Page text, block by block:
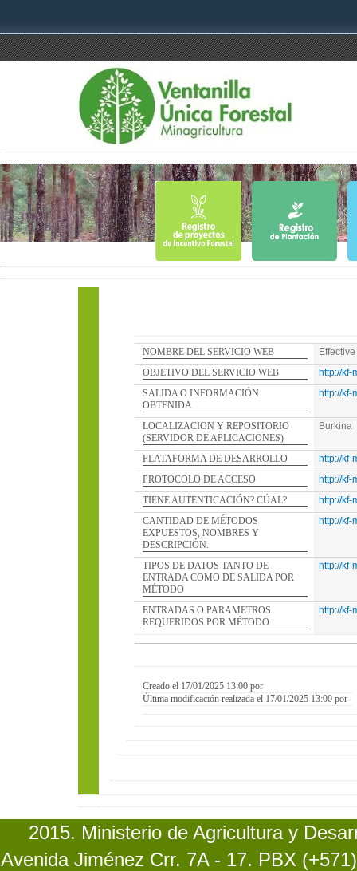
NOMBRE DEL SERVICIO WEB
OBJETIVO DEL SERVICIO WEB
http://kf-
SALIDA O INFORMACIÓN
OBTENIDA
http://kf-
LOCALIZACION Y REPOSITORIO
(SERVIDOR DE APLICACIONES)
Burkina
PLATAFORMA DE DESARROLLO
http://kf-
PROTOCOLO DE ACCESO
http://kf-
TIENE AUTENTICACIÓN? CÚAL?
http://kf-
CANTIDAD DE MÉTODOS
EXPUESTOS, NOMBRES Y
DESCRIPCIÓN.
http://kf-
TIPOS DE DATOS TANTO DE
ENTRADA COMO DE SALIDA POR
MÉTODO
http://kf-
ENTRADAS O PARAMETROS
REQUERIDOS POR MÉTODO
http://kf-
Creado el 17/01/2025 13:00 por
Última modificación realizada el 17/01/2025 13:00 por
2015. Ministerio de Agricultura y
Avenida Jiménez Crr. 7A - 17. PBX